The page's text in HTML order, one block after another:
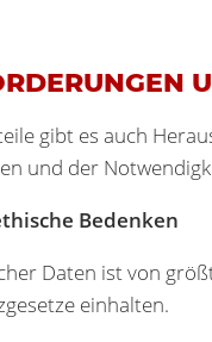
gibt es auch
und der
Bedenken
Daten ist von
einhalten.